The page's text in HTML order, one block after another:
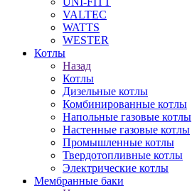
VALTEC
WATTS
WESTER
Котлы
Назад
Котлы
Дизельные котлы
Комбинированные котлы
Напольные газовые котлы
Настенные газовые котлы
Промышленные котлы
Твердотопливные котлы
Электрические котлы
Мембранные баки